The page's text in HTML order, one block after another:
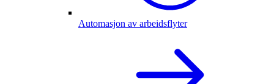
Automasjon av arbeidsflyter